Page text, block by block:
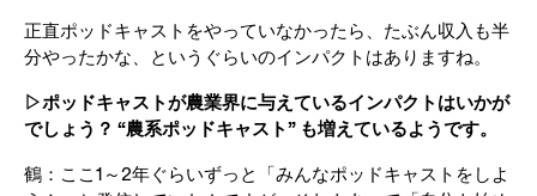
正直ポッドキャストをやっていなかったら、たぶん収入も半
分やったかな、というぐらいのインパクトはありますね。
▷ポッドキャストが農業界に与えているインパクトはいかが
でしょう？ “農系ポッドキャスト” も増えているようです。
鶴：ここ1～2年ぐらいずっと「みんなポッドキャストをしよ